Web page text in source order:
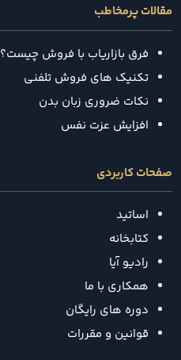
مقالات پرمخاطب
فرق بازاریاب با فروش چیست؟
تکنیک‌ های فروش تلفنی
نکات ضروری زبان بدن
افزایش عزت نفس
صفحات کاربردی
اساتید
کتابخانه
رادیو آیا
همکاری با ما
دوره های رایگان
قوانین و مقررات